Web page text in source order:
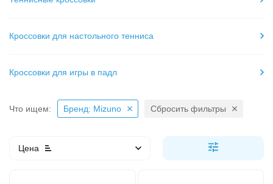
Кроссовки для настольного тенниса
Кроссовки для игры в падл
Что ищем: Бренд: Mizuno Сбросить фильтры
Цена